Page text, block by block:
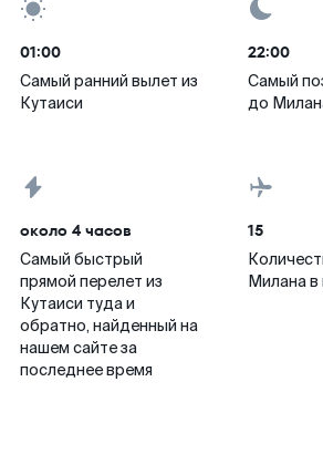
01:00
Самый ранний вылет из
Кутаиси
22:00
Самый
до
около 4 часов
Самый быстрый
прямой перелет из
Кутаиси туда и
обратно, найденный на
нашем сайте за
последнее время
15
Милана